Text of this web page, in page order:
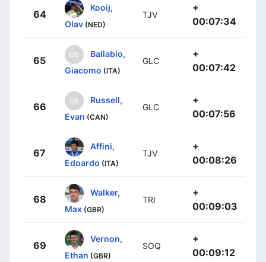
64
Kooij,
Olav (NED)
TJV
+
00:07:34
65
Ballabio,
Giacomo (ITA)
GLC
+
00:07:42
66
Russell,
Evan (CAN)
GLC
+
00:07:56
67
Affini,
Edoardo (ITA)
TJV
+
00:08:26
68
Walker,
Max (GBR)
TRI
+
00:09:03
69
Vernon,
Ethan (GBR)
SOQ
+
00:09:12